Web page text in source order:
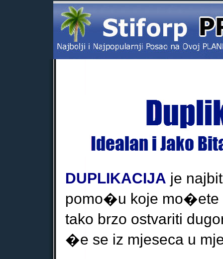
DUPLIKACIJA je
pomo�u koje
tako brzo ostvariti
�e se iz mjeseca u